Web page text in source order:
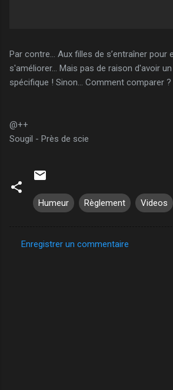
Par contre... Aux filles de s’entraîner pour
s'améliorer... Mais pas de raison d'avoir
spécifique ! Sinon... Comment comparer ?
@++
Sougil - Près de scie
Humeur Règlement Videos
Enregistrer un commentaire